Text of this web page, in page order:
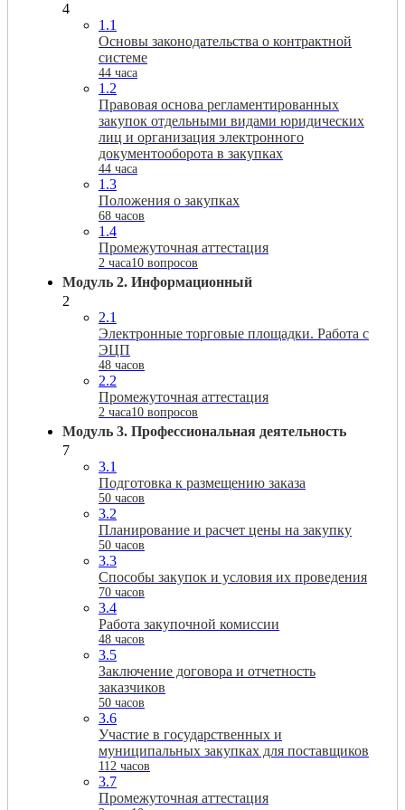
4
1.1
Основы законодательства о контрактной
системе
44 часа
1.2
Правовая основа регламентированных
закупок отдельными видами юридических
лиц и организация электронного
документооборота в закупках
44 часа
1.3
Положения о закупках
68 часов
1.4
Промежуточная аттестация
2 часа10 вопросов
Модуль 2. Информационный
2
2.1
Электронные торговые площадки. Работа с
ЭЦП
48 часов
2.2
Промежуточная аттестация
2 часа10 вопросов
Модуль 3. Профессиональная деятельность
7
3.1
Подготовка к размещению заказа
50 часов
3.2
Планирование и расчет цены на закупку
50 часов
3.3
Способы закупок и условия их проведения
70 часов
3.4
Работа закупочной комиссии
48 часов
3.5
Заключение договора и отчетность
заказчиков
50 часов
3.6
Участие в государственных и
муниципальных закупках для поставщиков
112 часов
3.7
Промежуточная аттестация